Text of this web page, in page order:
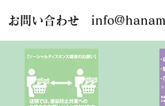
お問い合わせ